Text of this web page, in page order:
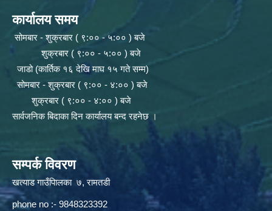
कार्यालय समय
सोमबार - शुक्रबार ( ९:०० - ५:०० ) बजे
शुक्रबार ( ९:०० - ५:०० ) बजे
जाडो (कार्तिक १६ देखि माघ १५ गते सम्म)
सोमबार - शुक्रबार ( ९:०० - ४:०० ) बजे
शुक्रबार ( ९:०० - ४:०० ) बजे
सार्वजनिक बिदाका दिन कार्यालय बन्द रहनेछ ।
सम्पर्क विवरण
खत्याड गाउँपािलका ७, रामतडी
phone no :- 9848323392